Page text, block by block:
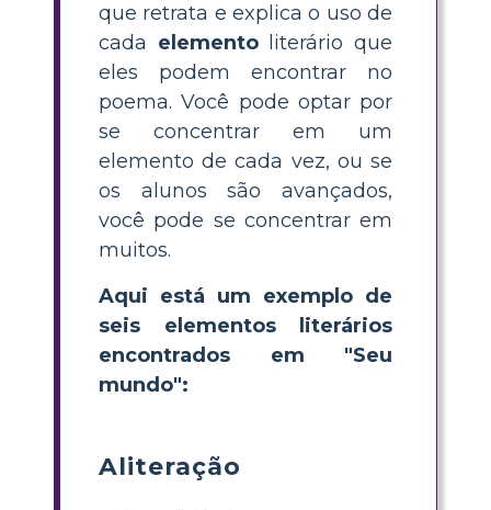
que retrata e explica o uso de
cada elementoliterário que
eles podem encontrar no
poema. Você pode optar por
se concentrar em um
elemento de cada vez, ou se
os alunos são avançados,
você pode se concentrar em
muitos.
Aqui está um exemplo de
seis elementos literários
encontrados em "Seu
mundo":
Aliteração